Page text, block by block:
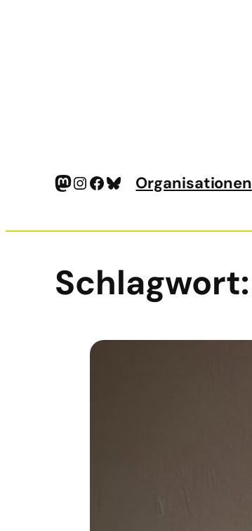
Mastodon
Instagram
Facebook
BlueskyOrganisationen
Schlagwort: